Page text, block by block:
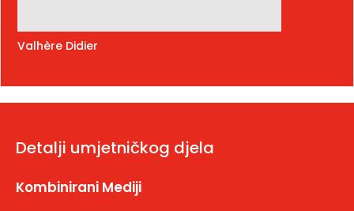
Valhère Didier
Detalji umjetničkog djela
Kombinirani Mediji